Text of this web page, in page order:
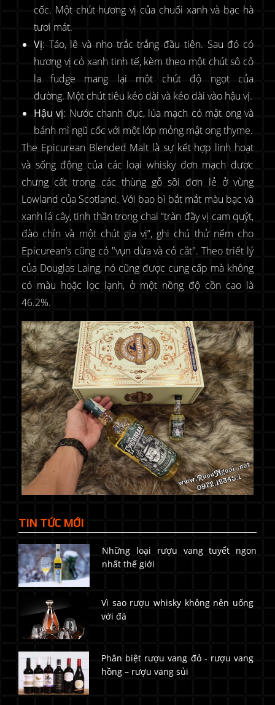
cốc. Một chút hương vị của chuối xanh và bạc hà
tươi mát.
Vị: Táo, lê và nho trắc trắng đầu tiên. Sau đó có
hương vị cỏ xanh tinh tế, kèm theo một chút sô cô
la fudge mang lại một chút độ ngọt của
đường. Một chút tiêu kéo dài và kéo dài vào hậu vị.
Hậu vị: Nước chanh đục, lúa mạch có mật ong và
bánh mì ngũ cốc với một lớp mỏng mật ong thyme.
The Epicurean Blended Malt là sự kết hợp linh hoạt
và sống động của các loại whisky đơn mạch được
chưng cất trong các thùng gỗ sồi đơn lẻ ở vùng
Lowland của Scotland. Với bao bì bắt mắt màu bạc và
xanh lá cây, tinh thần trong chai “tràn đầy vị cam quýt,
đào chín và một chút gia vị”, ghi chú thử nếm cho
Epicurean’s cũng có "vụn dừa và cỏ cắt". Theo triết lý
của Douglas Laing, nó cũng được cung cấp mà không
có màu hoặc lọc lạnh, ở một nồng độ cồn cao là
46.2%.
TIN TỨC MỚI
Những loại rượu vang tuyết ngon
nhất thế giới
Vì sao rượu whisky không nên uống
với đá
Phân biệt rượu vang đỏ - rượu vang
hồng – rượu vang sủi